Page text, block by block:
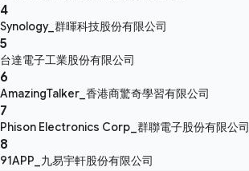
4
Synology_群暉科技股份有限公司
5
台達電子工業股份有限公司
6
AmazingTalker_香港商驚奇學習有限公司
7
Phison Electronics Corp_群聯電子股份有限公司
8
91APP_九易宇軒股份有限公司